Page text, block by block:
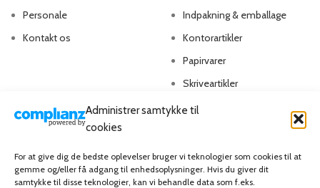
Administrer samtykke til
cookies
For at give dig de bedste oplevelser bruger vi teknologier som cookies til at
gemme og/eller få adgang til enhedsoplysninger. Hvis du giver dit
samtykke til disse teknologier, kan vi behandle data som f.eks.
Personale
Kontakt os
Indpakning & emballage
Kontorartikler
Papirvarer
Skriveartikler
Spil & lotteri
Kontoinformationer
Handelsbetingelser